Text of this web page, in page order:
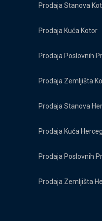
Prodaja Stanova
Prodaja Kuća Kotor
Prodaja Poslovnih
Prodaja Zemljišta
Prodaja Stanova
Prodaja Kuća
Prodaja Poslovnih
Prodaja Zemljišta